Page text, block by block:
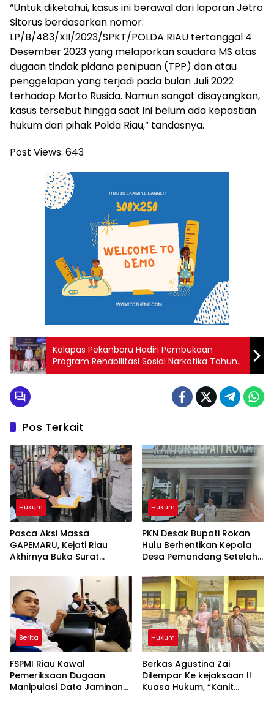
“Untuk diketahui, kasus ini berawal dari laporan Jetro
Sitorus berdasarkan nomor:
LP/B/483/XII/2023/SPKT/POLDA RIAU tertanggal 4
Desember 2023 yang melaporkan saudara MS atas
dugaan tindak pidana penipuan (TPP) dan atau
penggelapan yang terjadi pada bulan Juli 2022
terhadap Marto Rusida. Namun sangat disayangkan,
kasus tersebut hingga saat ini belum ada kepastian
hukum dari pihak Polda Riau,” tandasnya.
Post Views: 643
Kalapas Pekanbaru Hadiri Pembukaan
Program Rehabilitasi Sosial Narkotika Tahun
2025 bagi Warga Binaan Lapas Perempuan
Pos Terkait
Hukum
Pasca Aksi Massa
GAPEMARU, Kejati Riau
Akhirnya Buka Surat
Skandal Gedung DPRD
Rohul Rp35,5 Miliar
Hukum
PKN Desak Bupati Rokan
Hulu Berhentikan Kepala
Desa Pemandang Setelah
Berkekuatan Hukum Tetap
Berita
FSPMI Riau Kawal
Pemeriksaan Dugaan
Manipulasi Data Jaminan
Hukum
Berkas Agustina Zai
Dilempar Ke kejaksaan !!
Kuasa Hukum, “Kanit